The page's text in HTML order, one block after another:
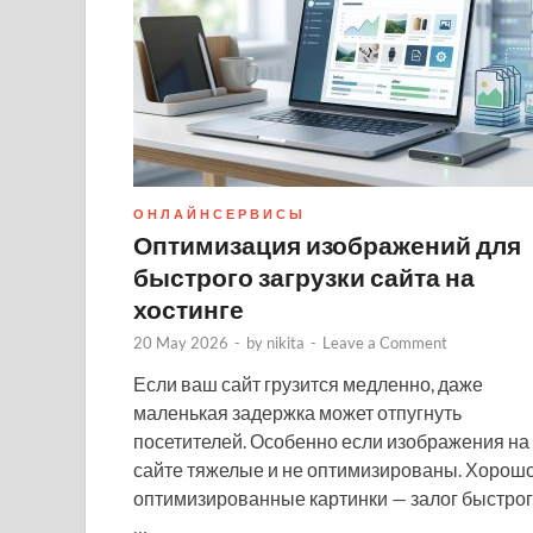
О Н Л А Й Н С Е Р В И С Ы
Оптимизация изображений для
быстрого загрузки сайта на
хостинге
20 May 2026 - by nikita - Leave a Comment
Если ваш сайт грузится медленно, даже
маленькая задержка может отпугнуть
посетителей. Особенно если изображения на
сайте тяжелые и не оптимизированы.
оптимизированные картинки — залог
…